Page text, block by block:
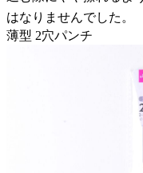
はなりませんでした。
薄型 2穴パンチ